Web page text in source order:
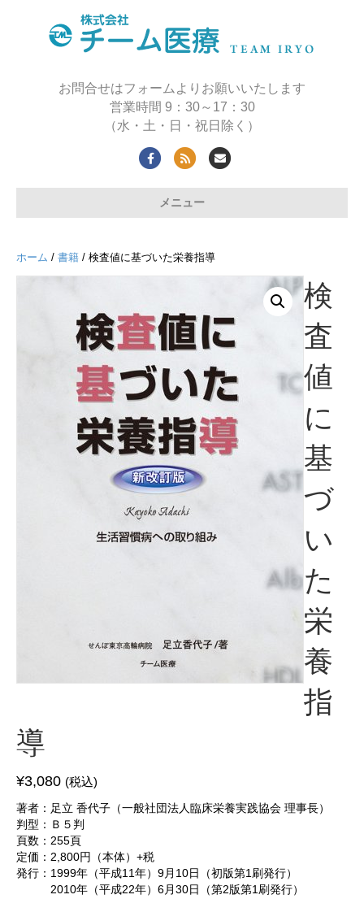
お問合せはフォームよりお願いいたします
営業時間 9：30～17：30
（水・土・日・祝日除く）
Facebook
Rss Email
メニュー
ホーム / 書籍 / 検査値に基づいた栄養指導
検
査
値
に
基
づ
い
た
栄
養
指
導
¥3,080 (税込)
著者：足立 香代子（一般社団法人臨床栄養実践協会 理事長）
判型：Ｂ５判
頁数：255頁
定価：2,800円（本体）+税
発行：1999年（平成11年）9月10日（初版第1刷発行）
2010年（平成22年）6月30日（第2版第1刷発行）